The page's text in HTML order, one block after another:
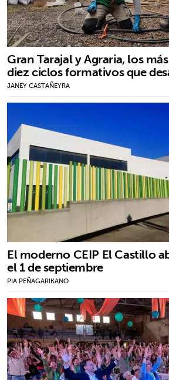
Gran Tarajal y Agraria, los
diez ciclos formativos que
JANEY CASTAÑEYRA
El moderno CEIP El Castillo
el 1 de septiembre
PIA PEÑAGARIKANO